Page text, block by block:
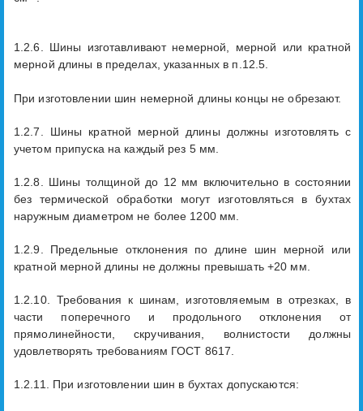
1.2.6. Шины изготавливают немерной, мерной или кратной
мерной длины в пределах, указанных в п.12.5.
При изготовлении шин немерной длины концы не обрезают.
1.2.7. Шины кратной мерной длины должны изготовлять с
учетом припуска на каждый рез 5 мм.
1.2.8. Шины толщиной до 12 мм включительно в состоянии
без термической обработки могут изготовляться в бухтах
наружным диаметром не более 1200 мм.
1.2.9. Предельные отклонения по длине шин мерной или
кратной мерной длины не должны превышать +20 мм.
1.2.10. Требования к шинам, изготовляемым в отрезках, в
части поперечного и продольного отклонения от
прямолинейности, скручивания, волнистости должны
удовлетворять требованиям ГОСТ 8617.
1.2.11. При изготовлении шин в бухтах допускаются: